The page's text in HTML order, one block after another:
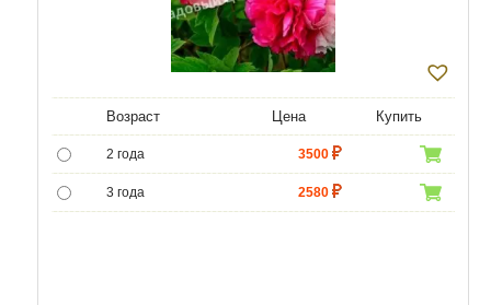
Возраст Цена Купить
2 года 3500
3 года 2580